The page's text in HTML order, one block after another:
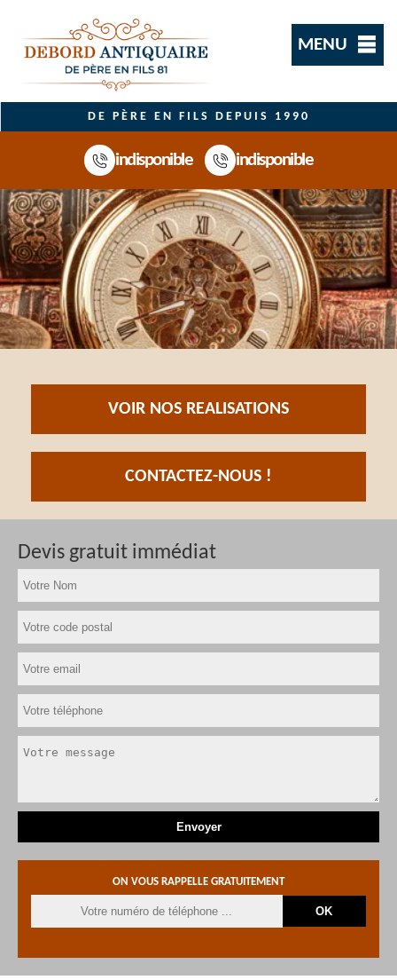
MENU
DE PÈRE EN FILS DEPUIS 1990
indisponible indisponible
VOIR NOS REALISATIONS
CONTACTEZ-NOUS !
Devis gratuit immédiat
ON VOUS RAPPELLE GRATUITEMENT